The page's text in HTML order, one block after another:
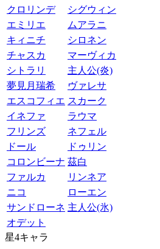
クロリンデ
シグウィン
エミリエ
ムアラニ
キィニチ
シロネン
チャスカ
マーヴィカ
シトラリ
主人公(炎)
夢見月瑞希
ヴァレサ
エスコフィエ スカーク
イネファ
ラウマ
フリンズ
ネフェル
ドール
ドゥリン
コロンビーナ 茲白
ファルカ
リンネア
ニコ
ローエン
サンドローネ 主人公(氷)
オデット
星4キャラ